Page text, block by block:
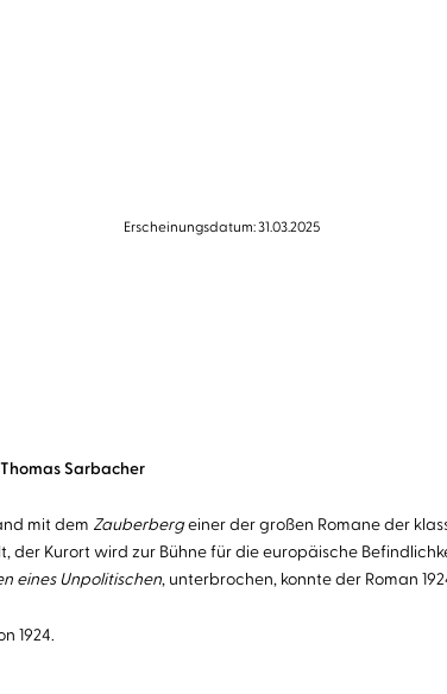
Erscheinungsdatum: 31.03.2025
Sarbacher
mit dem Zauberbergeiner der großen Romane der
Kurort wird zur Bühne für die europäische
eines Unpolitischen, unterbrochen, konnte der Roman
1924.